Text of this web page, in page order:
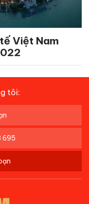
Việt Nam
tôi:
695